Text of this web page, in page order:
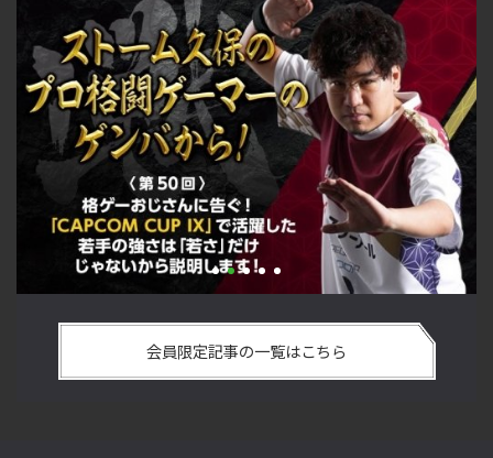
の強さは 「若さ」だけじゃないから説明します！【ストーム
久保のプロ格闘ゲーマーのゲンバから！ 第50回】
会員限定記事の一覧はこちら